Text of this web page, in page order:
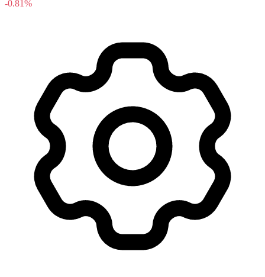
-0.81%